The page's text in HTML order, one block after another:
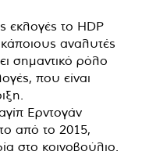
εκλογές το HDP
αναλυτές
σημαντικό ρόλο
που είναι
Ερντογάν
από το 2015,
στο κοινοβούλιο.